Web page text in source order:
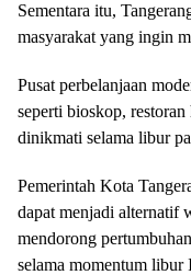
Sementara itu,
masyarakat yang ingin
Pusat perbelanjaan
seperti bioskop,
dinikmati selama libur
Pemerintah Kota
dapat menjadi alternatif
mendorong
selama momentum libur